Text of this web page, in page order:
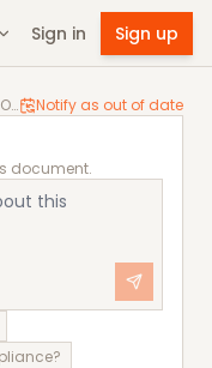
Sign in Sign up
Welstandsnota deel 2: Objectgerichte criteria Notify as out of date
criteria
document.